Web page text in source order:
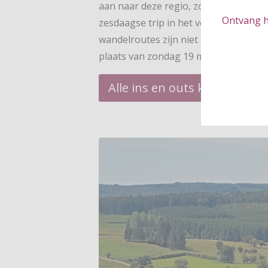
Ontvang
aan naar deze regio, zodat je de
zesdaagse trip in het voorjaar van
wandelroutes zijn niet zwaar te
plaats van zondag 19 maart t/m
Alle ins en outs kan je